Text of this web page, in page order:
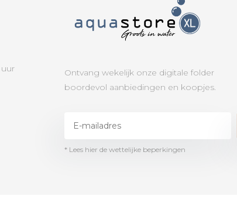
Ontvang wekelijk onze digitale folder
boordevol aanbiedingen en koopjes.
* Lees hier de wettelijke beperkingen